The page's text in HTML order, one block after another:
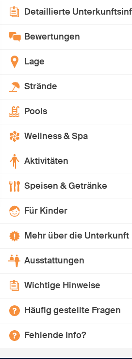
Detaillierte
Bewertungen
Lage
Strände
Pools
Wellness & Spa
Aktivitäten
Speisen & Getränke
Für Kinder
Mehr über die Unterkunft
Ausstattungen
Wichtige Hinweise
Häufig gestellte Fragen
Fehlende Info?